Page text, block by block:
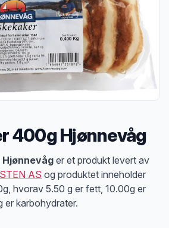
400g Hjønnevåg
er et produkt levert av
AS og produktet inneholder
hvorav 5.50 g er fett, 10.00g er
er karbohydrater.